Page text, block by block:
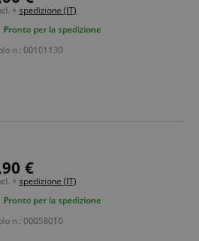
+ spedizione (IT)
Pronto per la spedizione
n.: 00101130
€
+ spedizione (IT)
Pronto per la spedizione
n.: 00058010